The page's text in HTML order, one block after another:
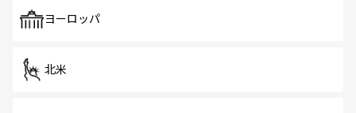
で、ホーカーズは地元の風情を楽しめる外せないスポット
ヨーロッパ
北米